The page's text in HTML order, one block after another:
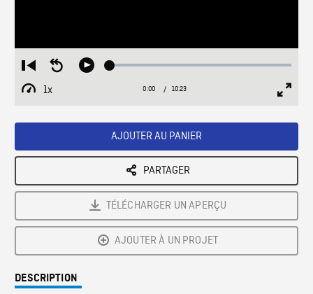
Restart
from
beginning
Seek
Play Loaded:
1x
Playback
Current
0:00 / Duration
10:23
AJOUTER AU PANIER
PARTAGER
TÉLÉCHARGER UN APERÇU
AJOUTER À UN PROJET
DESCRIPTION